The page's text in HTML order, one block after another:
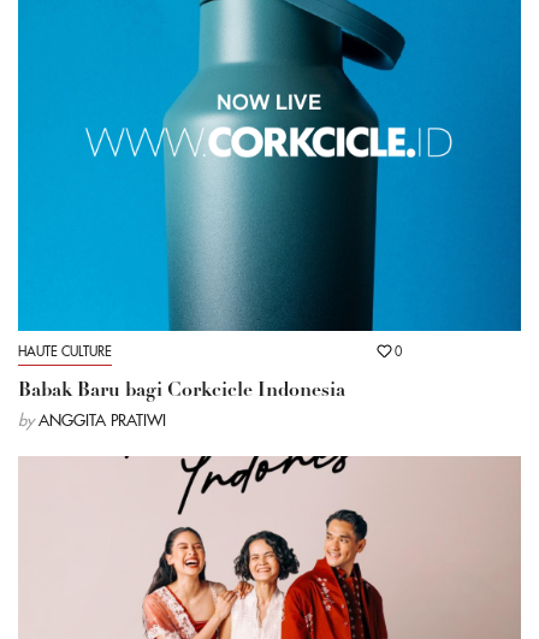
HAUTE CULTURE 0
Babak Baru bagi Corkcicle Indonesia
by ANGGITA PRATIWI